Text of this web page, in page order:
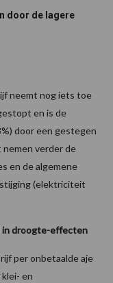
door de lagere
neemt nog iets toe
en is de
door een gestegen
verder de
en de algemene
(elektriciteit
in droogte-effecten
per onbetaalde aje
en